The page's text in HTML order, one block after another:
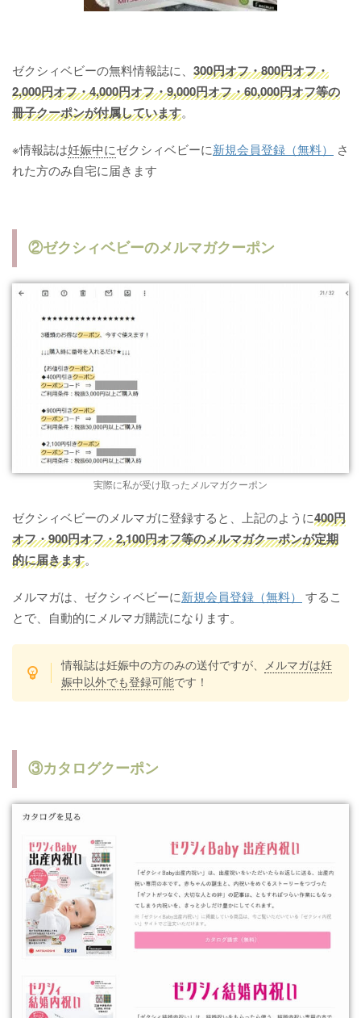
ゼクシィベビーの無料情報誌に、 300円オフ・800円オフ・
2,000円オフ・4,000円オフ・9,000円オフ・60,000円オフ等の
冊子クーポンが付属しています。
※情報誌は妊娠中にゼクシィベビーに新規会員登録（無料）
さ
れた方のみ自宅に届きます
②ゼクシィベビーのメルマガクーポン
実際に私が受け取ったメルマガクーポン
ゼクシィベビーのメルマガに登録すると、上記のように400円
オフ・900円オフ・2,100円オフ等のメルマガクーポンが定期
的に届きます。
メルマガは、ゼクシィベビーに新規会員登録（無料）
するこ
とで、自動的にメルマガ購読になります。
情報誌は妊娠中の方のみの送付ですが、 メルマガは妊
娠中以外でも登録可能です！
③カタログクーポン